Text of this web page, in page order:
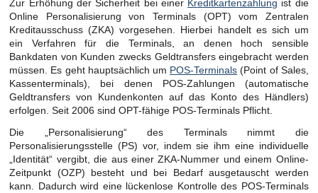
Zur Erhöhung der Sicherheit bei einer Kreditkartenzahlung ist die
Online Personalisierung von Terminals (OPT) vom Zentralen
Kreditausschuss (ZKA) vorgesehen. Hierbei handelt es sich um
ein Verfahren für die Terminals, an denen hoch sensible
Bankdaten von Kunden zwecks Geldtransfers eingebracht werden
müssen. Es geht hauptsächlich um POS-Terminals (Point of Sales,
Kassenterminals), bei denen POS-Zahlungen (automatische
Geldtransfers von Kundenkonten auf das Konto des Händlers)
erfolgen. Seit 2006 sind OPT-fähige POS-Terminals Pflicht.
Die „Personalisierung“ des Terminals nimmt die
Personalisierungsstelle (PS) vor, indem sie ihm eine individuelle
„Identität“ vergibt, die aus einer ZKA-Nummer und einem Online-
Zeitpunkt (OZP) besteht und bei Bedarf ausgetauscht werden
kann. Dadurch wird eine lückenlose Kontrolle des POS-Terminals